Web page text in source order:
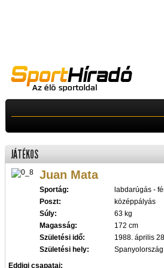
JÁTÉKOS
Juan Mata
Sportág:
labdarúgás -
Poszt:
középpályás
Súly:
63 kg
Magasság:
172 cm
Születési idő:
1988. április
Születési hely:
Spanyolország
Eddigi csapatai: